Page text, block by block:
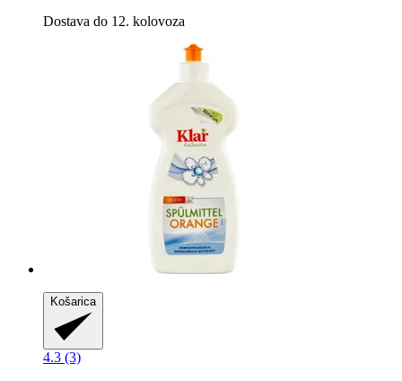
Dostava do 12. kolovoza
Košarica
4.3 (3)